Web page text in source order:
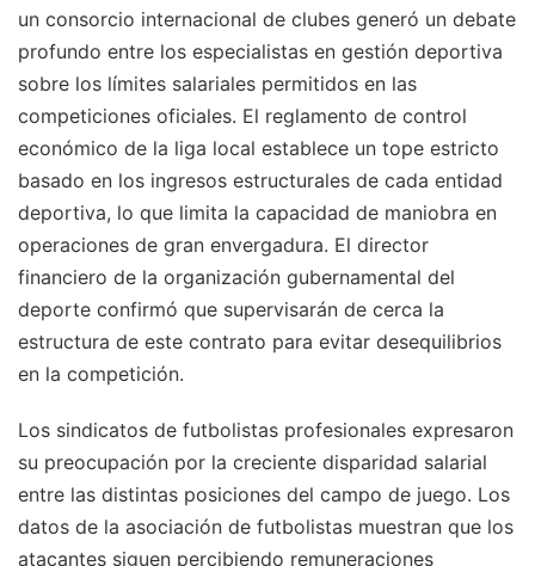
un consorcio internacional de clubes generó un debate
profundo entre los especialistas en gestión deportiva
sobre los límites salariales permitidos en las
competiciones oficiales. El reglamento de control
económico de la liga local establece un tope estricto
basado en los ingresos estructurales de cada entidad
deportiva, lo que limita la capacidad de maniobra en
operaciones de gran envergadura. El director
financiero de la organización gubernamental del
deporte confirmó que supervisarán de cerca la
estructura de este contrato para evitar desequilibrios
en la competición.
Los sindicatos de futbolistas profesionales expresaron
su preocupación por la creciente disparidad salarial
entre las distintas posiciones del campo de juego. Los
datos de la asociación de futbolistas muestran que los
atacantes siguen percibiendo remuneraciones